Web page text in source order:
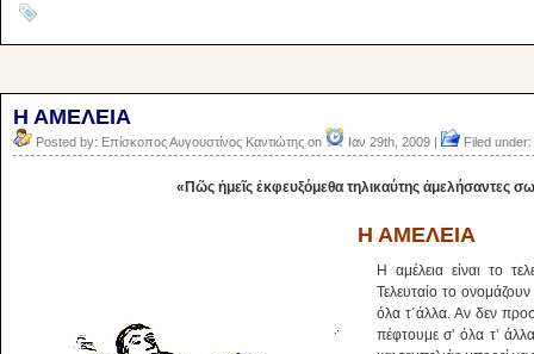
Η ΑΜΕΛΕΙΑ
Posted by: Επίσκοπος Αυγουστίνος Καντιώτης on Ιαν 29th, 2009 | Filed under:
«Πῶς ἡμεῖς ἐκφευξόμεθα τηλικαύτης ἀμελήσαντες
Η ΑΜΕΛΕΙΑ
Η αμέλεια είναι το
Τελευταίο το
όλα τ΄άλλα. Αν δεν
πέφτουμε σ’ όλα τ’